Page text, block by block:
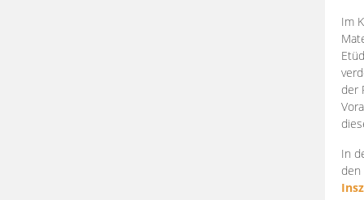
Im
der
In
den